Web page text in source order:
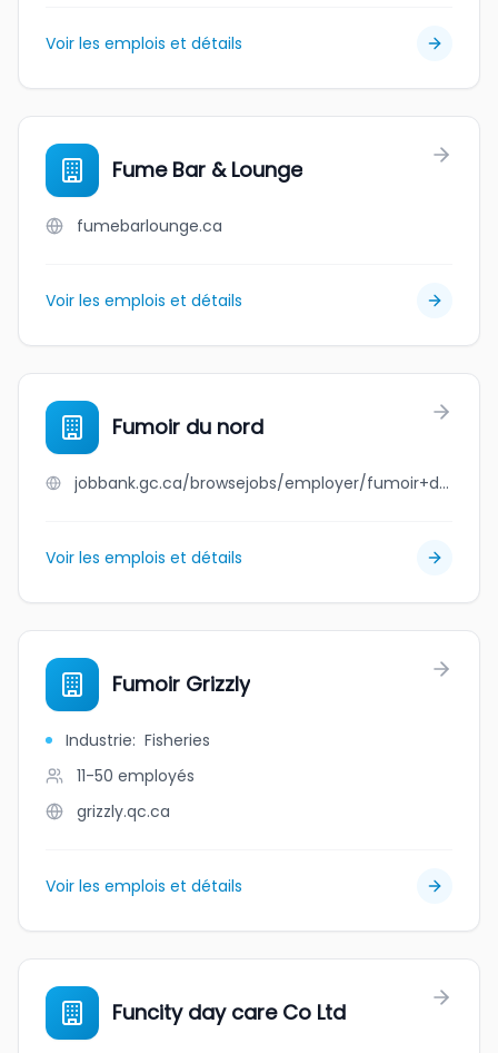
Voir les emplois et détails
Fume Bar & Lounge
fumebarlounge.ca
Voir les emplois et détails
Fumoir du nord
jobbank.gc.ca/browsejobs/employer/fumoir+du+nord/ca
Voir les emplois et détails
Fumoir Grizzly
Industrie: Fisheries
11-50 employés
grizzly.qc.ca
Voir les emplois et détails
Funcity day care Co Ltd